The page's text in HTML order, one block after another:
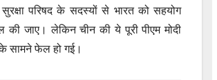
परिषद के सदस्यों से भारत को सहयोग
की जाए। लेकिन चीन की ये पूरी पीएम मोदी
सामने फेल हो गई।